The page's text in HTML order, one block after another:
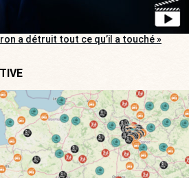
a détruit tout ce qu’il a touché »